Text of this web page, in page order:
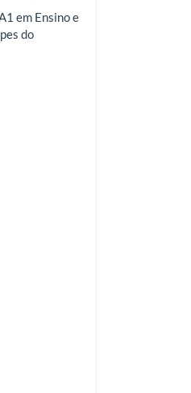
em Ensino e
do